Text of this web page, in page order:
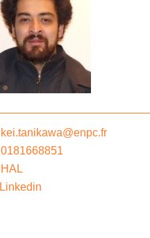
kei.tanikawa@enpc.fr
0181668851
HAL
Linkedin